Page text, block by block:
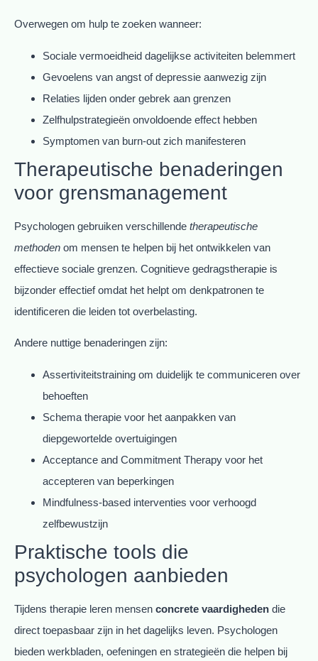
Overwegen om hulp te zoeken wanneer:
Sociale vermoeidheid dagelijkse activiteiten belemmert
Gevoelens van angst of depressie aanwezig zijn
Relaties lijden onder gebrek aan grenzen
Zelfhulpstrategieën onvoldoende effect hebben
Symptomen van burn-out zich manifesteren
Therapeutische benaderingen
voor grensmanagement
Psychologen gebruiken verschillende therapeutische
methoden om mensen te helpen bij het ontwikkelen van
effectieve sociale grenzen. Cognitieve gedragstherapie is
bijzonder effectief omdat het helpt om denkpatronen te
identificeren die leiden tot overbelasting.
Andere nuttige benaderingen zijn:
Assertiviteitstraining om duidelijk te communiceren over
behoeften
Schema therapie voor het aanpakken van
diepgewortelde overtuigingen
Acceptance and Commitment Therapy voor het
accepteren van beperkingen
Mindfulness-based interventies voor verhoogd
zelfbewustzijn
Praktische tools die
psychologen aanbieden
Tijdens therapie leren mensen concrete vaardigheden die
direct toepasbaar zijn in het dagelijks leven. Psychologen
bieden werkbladen, oefeningen en strategieën die helpen bij